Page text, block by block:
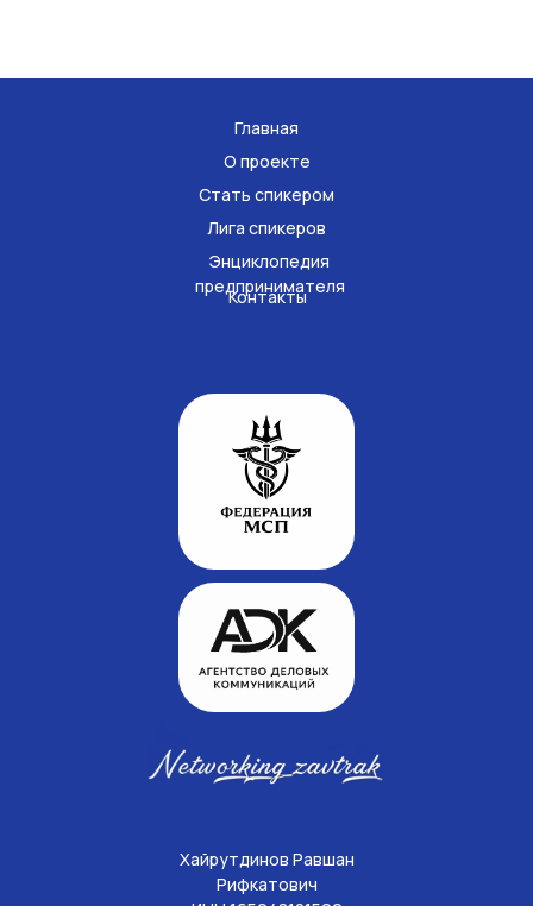
Хайрутдинов Равшан
Рифкатович
О проекте
Стать спикером
Лига спикеров
Энциклопедия
предпринимателя
Контакты
Главная